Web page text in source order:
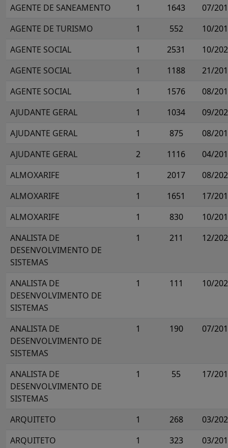
AGENTE DE SANEAMENTO 1 1643
07/
AGENTE DE TURISMO
1 552
10/
AGENTE SOCIAL
1 2531
10/
AGENTE SOCIAL
1 1188
21/
AGENTE SOCIAL
1 1576
08/
AJUDANTE GERAL
1 1034
09/
AJUDANTE GERAL
1 875
08/
AJUDANTE GERAL
2 1116
04/
ALMOXARIFE
1 2017
08/
ALMOXARIFE
1 1651
17/
ALMOXARIFE
1 830
10/
ANALISTA DE
DESENVOLVIMENTO DE
SISTEMAS
1 211 12/
ANALISTA DE
DESENVOLVIMENTO DE
SISTEMAS
1 111 10/
ANALISTA DE
DESENVOLVIMENTO DE
SISTEMAS
1 190 07/
ANALISTA DE
DESENVOLVIMENTO DE
SISTEMAS
1 55 17/
ARQUITETO 1 268
03/
ARQUITETO
1 323
03/